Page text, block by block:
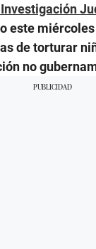
este
de torturar
no